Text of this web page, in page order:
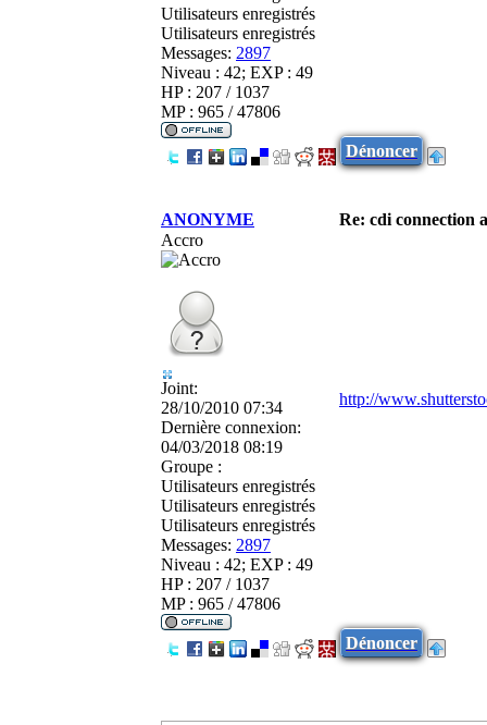
Utilisateurs enregistrés
Utilisateurs enregistrés
Messages: 2897
Niveau : 42; EXP : 49
HP : 207 / 1037
MP : 965 / 47806
Dénoncer
ANONYME
Re: cdi connection
Accro
Joint:
28/10/2010 07:34
Dernière connexion:
04/03/2018 08:19
Groupe :
Utilisateurs enregistrés
Utilisateurs enregistrés
Utilisateurs enregistrés
Messages: 2897
Niveau : 42; EXP : 49
HP : 207 / 1037
MP : 965 / 47806
http://
Dénoncer